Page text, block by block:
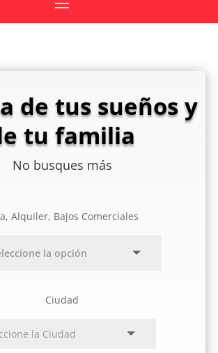
de tus sueños y
tu familia
No busques más
Alquiler, Bajos Comerciales
Ciudad